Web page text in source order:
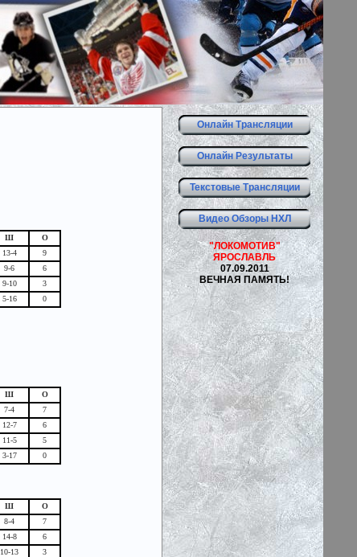
Онлайн Трансляции
Онлайн Результаты
Текстовые Трансляции
Видео Обзоры НХЛ
"ЛОКОМОТИВ"
ЯРОСЛАВЛЬ
07.09.2011
ВЕЧНАЯ ПАМЯТЬ!
Ш
О
13-4
9
9-6
6
9-10
3
5-16 0
Ш
О
7-4
7
12-7
6
11-5
5
3-17 0
Ш
О
8-4
7
14-8
6
10-13
3